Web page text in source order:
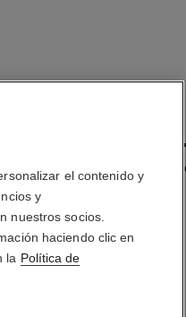
Vaporizador Recargable – Eau
Ref. 125470
el contenido y
y
nuestros socios.
haciendo clic en
la Política de